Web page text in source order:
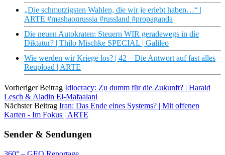
„Die schmutzigsten Wahlen, die wir je erlebt haben…“ |
ARTE #mashaonrussia #russland #propaganda
Die neuen Autokraten: Steuern WIR geradewegs in die
Diktatur? | Thilo Mischke SPECIAL | Galileo
Wie werden wir Kriege los? | 42 – Die Antwort auf fast alles
Reupload | ARTE
Vorheriger Beitrag Idiocracy: Zu dumm für die Zukunft? | Harald
Lesch & Aladin El-Mafaalani
Nächster Beitrag Iran: Das Ende eines Systems? | Mit offenen
Karten - Im Fokus | ARTE
Sender & Sendungen